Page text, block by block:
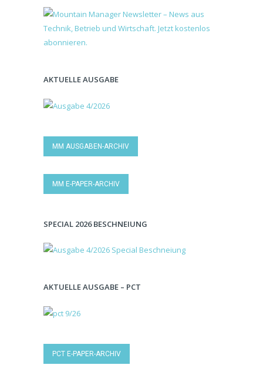
AKTUELLE AUSGABE
MM AUSGABEN-ARCHIV
MM E-PAPER-ARCHIV
SPECIAL 2026 BESCHNEIUNG
AKTUELLE AUSGABE – PCT
PCT E-PAPER-ARCHIV